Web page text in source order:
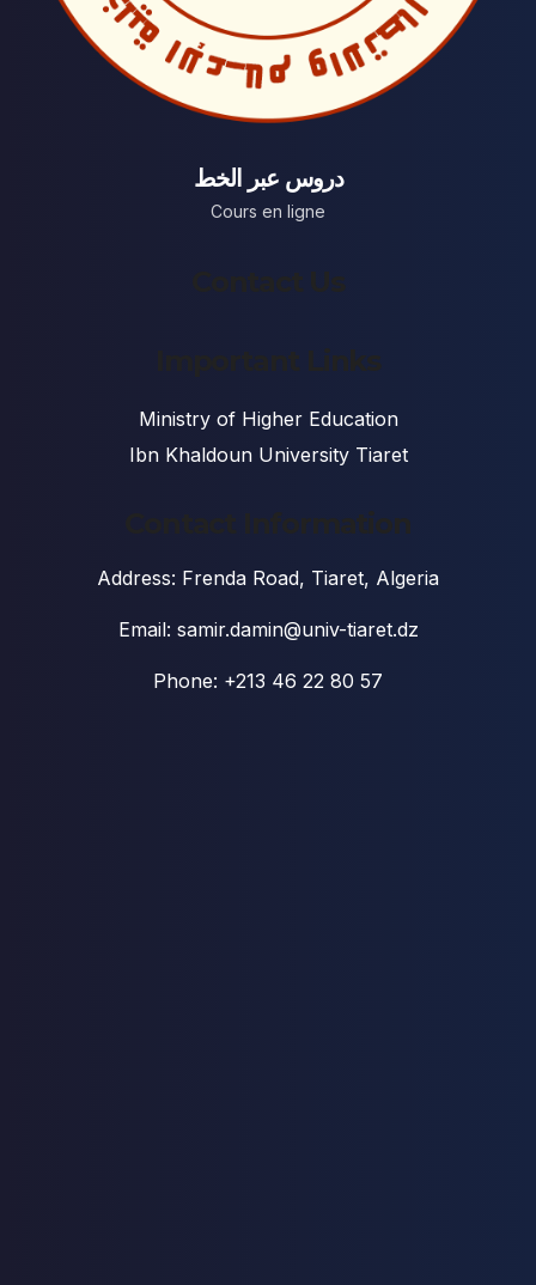
دروس عبر الخط
Cours en ligne
Contact Us
Important Links
Ministry of Higher Education
Ibn Khaldoun University Tiaret
Contact Information
Address: Frenda Road, Tiaret, Algeria
Email: samir.damin@univ-tiaret.dz
Phone: +213 46 22 80 57